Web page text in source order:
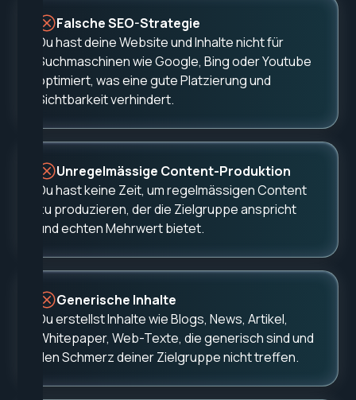
Falsche SEO-Strategie
Du hast deine Website und Inhalte nicht für
Suchmaschinen wie Google, Bing oder Youtube
optimiert, was eine gute Platzierung und
Sichtbarkeit verhindert.
Unregelmässige Content-Produktion
Du hast keine Zeit, um regelmässigen Content
zu produzieren, der die Zielgruppe anspricht
und echten Mehrwert bietet.
Generische Inhalte
Du erstellst Inhalte wie Blogs, News, Artikel,
Whitepaper, Web-Texte, die generisch sind und
den Schmerz deiner Zielgruppe nicht treffen.